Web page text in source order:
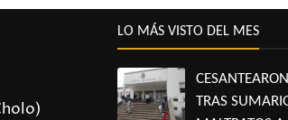
LO MÁS VISTO DEL MES
TRAS